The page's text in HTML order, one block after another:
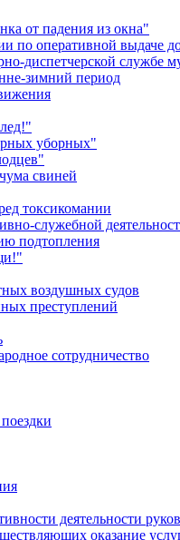
от падения из окна"
по оперативной выдаче
диспетчерской службе
зимний период
уборных"
свиней
токсикомании
служебной
подтопления
воздушных судов
преступлений
сотрудничество
деятельности
оказание